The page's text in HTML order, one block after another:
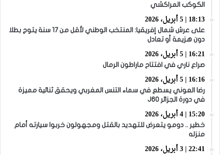
الكوكب المراكشي
18:13 | 5 أبريل، 2026
على عرش شمال إفريقيا: المنتخب الوطني لأقل من 17 سنة يتوج بطلا
دون هزيمة أو تعادل
16:21 | 5 أبريل، 2026
صراع ناري في افتتاح ماراطون الرمال
16:16 | 5 أبريل، 2026
رضا العوني يسطع في سماء التنس المغربي ويحقق ثنائية مميزة
في دورة الجزائر J60
15:20 | 4 أبريل، 2026
خطير .. دومو يتعرض للتهديد بالقتل ومجهولون خربوا سيارته أمام
منزله
22:41 | 3 أبريل، 2026